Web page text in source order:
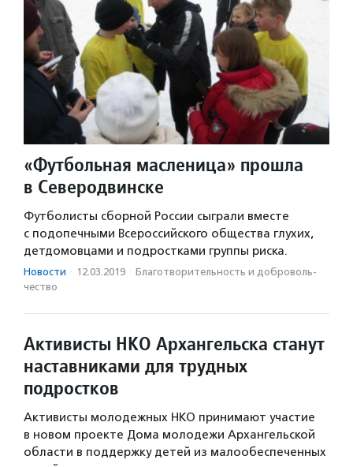
«Футбольная масленица» прошла
в Северодвинске
Футболисты сборной России сыграли вместе
с подопечными Всероссийского общества глухих,
детдомовцами и подростками группы риска.
Новости · 12.03.2019 · Благотвори­тель­ность и доброволь­
чест­во
Активисты НКО Архангельска станут
наставниками для трудных
подростков
Активисты молодежных НКО принимают участие
в новом проекте Дома молодежи Архангельской
области в поддержку детей из малообеспеченных